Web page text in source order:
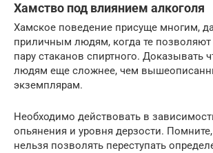
Хамство под влиянием алкоголя
Хамское поведение присуще многим,
приличным людям, когда те позволяют
пару стаканов спиртного. Доказывать
людям еще сложнее, чем
экземплярам.
Необходимо действовать в
опьянения и уровня дерзости.
нельзя позволять переступать